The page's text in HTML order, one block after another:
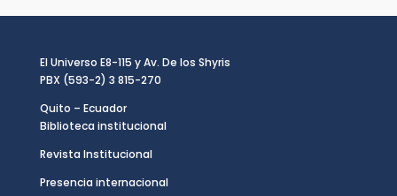
El Universo E8-115 y Av. De los Shyris
PBX (593-2) 3 815-270
Quito – Ecuador
Biblioteca institucional
Revista Institucional
Presencia internacional